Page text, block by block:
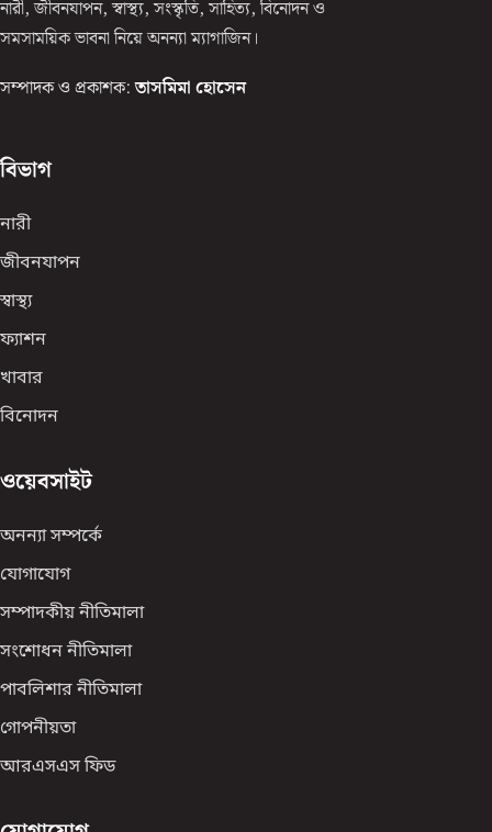
নারী, জীবনযাপন, স্বাস্থ্য, সংস্কৃতি, সাহিত্য, বিনোদন ও
সমসাময়িক ভাবনা নিয়ে অনন্যা ম্যাগাজিন।
সম্পাদক ও প্রকাশক: তাসমিমা হোসেন
বিভাগ
নারী
জীবনযাপন
স্বাস্থ্য
ফ্যাশন
খাবার
বিনোদন
ওয়েবসাইট
অনন্যা সম্পর্কে
যোগাযোগ
সম্পাদকীয় নীতিমালা
সংশোধন নীতিমালা
পাবলিশার নীতিমালা
গোপনীয়তা
আরএসএস ফিড